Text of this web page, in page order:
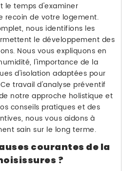
le temps d'examiner
recoin de votre logement.
nous identifions les
le développement des
Nous vous expliquons en
l'importance de la
d'isolation adaptées pour
travail d'analyse préventif
notre approche holistique et
conseils pratiques et des
nous vous aidons à
sain sur le long terme.
courantes de la
?